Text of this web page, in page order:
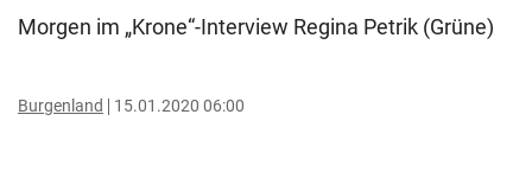
Morgen im „Krone“-Interview Regina Petrik (Grüne)
Burgenland 15.01.2020 06:00